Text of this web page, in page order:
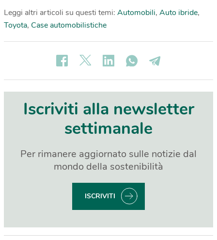
Leggi altri articoli su questi temi: Automobili, Auto ibride,
Toyota, Case automobilistiche
Iscriviti alla newsletter
settimanale
Per rimanere aggiornato sulle notizie dal
mondo della sostenibilità
ISCRIVITI